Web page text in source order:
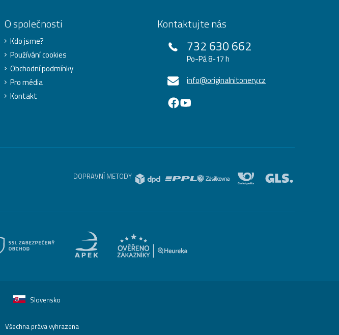
O společnosti
Kdo jsme?
Používání cookies
Obchodní podmínky
Pro média
Kontakt
Kontaktujte nás
732 630 662
Po-Pá 8-17 h
info@originalnitonery.cz
DOPRAVNÍ METODY
Slovensko
Všechna práva vyhrazena